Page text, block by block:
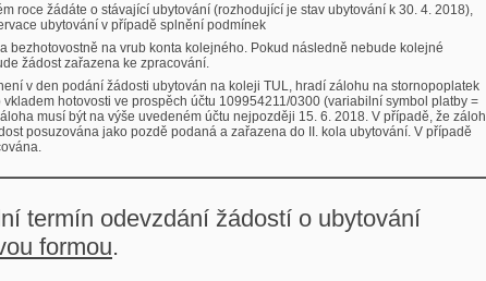
roce žádáte o stávající ubytování (rozhodující je stav ubytování k 30. 4. 2018),
ubytování v případě splnění podmínek
bezhotovostně na vrub konta kolejného. Pokud následně nebude kolejné
žádost zařazena ke zpracování.
v den podání žádosti ubytován na koleji TUL, hradí zálohu na stornopoplatek
hotovosti ve prospěch účtu 109954211/0300 (variabilní symbol platby =
musí být na výše uvedeném účtu nejpozději 15. 6. 2018. V případě, že
posuzována jako pozdě podaná a zařazena do II. kola ubytování. V případě
termín odevzdání žádostí o ubytování
formou.